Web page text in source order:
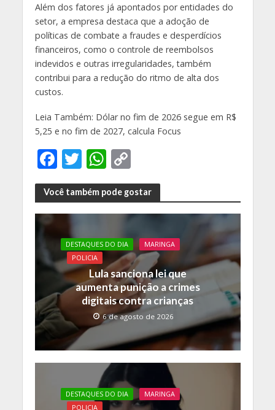
Além dos fatores já apontados por entidades do
setor, a empresa destaca que a adoção de
políticas de combate a fraudes e desperdícios
financeiros, como o controle de reembolsos
indevidos e outras irregularidades, também
contribui para a redução do ritmo de alta dos
custos.
Leia Também: Dólar no fim de 2026 segue em R$
5,25 e no fim de 2027, calcula Focus
F
ac
e
b
o
o
k
T
w
itt
er
W
h
at
s
A
p
p
C
o
p
y
Li
n
k
Você também pode gostar
DESTAQUES DO DIA
MARINGA
POLICIA
Lula sanciona lei que
aumenta punição a crimes
digitais contra crianças
6 de agosto de 2026
DESTAQUES DO DIA
MARINGA
POLICIA